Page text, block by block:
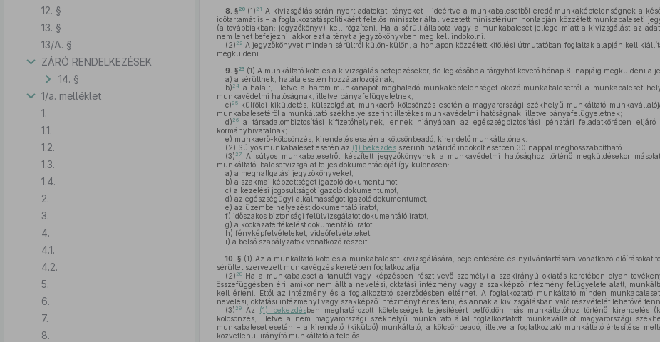
12. §
13. §
13/A. §
ZÁRÓ RENDELKEZÉSEK
14. §
1/a. melléklet
1.
1.1.
1.2.
1.3.
1.4.
2.
3.
4.
4.1.
4.2.
5.
6.
7.
8.
8. §20 (1) 21 A kivizsgálás során nyert adatokat, tényeket – ideértve a munkabalesetből eredő munkaképtelenségnek a
időtartamát is – a foglalkoztatáspolitikáért felelős miniszter által vezetett minisztérium honlapján közzétett munkabaleseti
(a továbbiakban: jegyzőkönyv) kell rögzíteni. Ha a sérült állapota vagy a munkabaleset jellege miatt a kivizsgálást az
nem lehet befejezni, akkor ezt a tényt a jegyzőkönyvben meg kell indokolni.
(2) 22 A jegyzőkönyvet minden sérültről külön-külön, a honlapon közzétett kitöltési útmutatóban foglaltak alapján kell
megküldeni.
9. §23 (1) A munkáltató köteles a kivizsgálás befejezésekor, de legkésőbb a tárgyhót követő hónap 8. napjáig megküldeni a
a) a sérültnek, halála esetén hozzátartozójának;
b) 24a halált, illetve a három munkanapot meghaladó munkaképtelenséget okozó munkabalesetről a munkabaleset
munkavédelmi hatóságnak, illetve bányafelügyeletnek;
c) 25külföldi kiküldetés, külszolgálat, munkaerő-kölcsönzés esetén a magyarországi székhelyű munkáltató
munkabalesetéről a munkáltató székhelye szerint illetékes munkavédelmi hatóságnak, illetve bányafelügyeletnek;
d) 26a társadalombiztosítási kifizetőhelynek, ennek hiányában az egészségbiztosítási pénztári feladatkörében eljáró
kormányhivatalnak;
e) munkaerő-kölcsönzés, kirendelés esetén a kölcsönbeadó, kirendelő munkáltatónak.
(2) Súlyos munkabaleset esetén az (1) bekezdésszerinti határidő indokolt esetben 30 nappal meghosszabbítható.
(3) 27A súlyos munkabalesetről készített jegyzőkönyvnek a munkavédelmi hatósághoz történő megküldésekor
munkáltatói balesetvizsgálat teljes dokumentációját így különösen:
a) a meghallgatási jegyzőkönyveket,
b) a szakmai képzettséget igazoló dokumentumot,
c) a kezelési jogosultságot igazoló dokumentumot,
d) az egészségügyi alkalmasságot igazoló dokumentumot,
e) az üzembe helyezést dokumentáló iratot,
f) időszakos biztonsági felülvizsgálatot dokumentáló iratot,
g) a kockázatértékelést dokumentáló iratot,
h) fényképfelvételeket, videófelvételeket,
i) a belső szabályzatok vonatkozó részeit.
10. § (1) Az a munkáltató köteles a munkabaleset kivizsgálására, bejelentésére és nyilvántartására vonatkozó előírásokat
sérültet szervezett munkavégzés keretében foglalkoztatja.
(2) 28Ha a munkabaleset a tanulót vagy képzésben részt vevő személyt a szakirányú oktatás keretében olyan
összefüggésben éri, amikor nem állt a nevelési, oktatási intézmény vagy a szakképző intézmény felügyelete alatt,
kell érteni. Ettől az intézmény és a foglalkoztató szerződésben eltérhet. A foglalkoztató munkáltató minden
nevelési, oktatási intézményt vagy szakképző intézményt értesíteni, és annak a kivizsgálásban való részvételét lehetővé
(3) 29Az (1) bekezdésben meghatározott kötelességek teljesítésért belföldön más munkáltatóhoz történő kirendelés
kölcsönzés, illetve a nem magyarországi székhelyű munkáltató által foglalkoztatott munkavállalót magyarországi
munkabaleset esetén – a kirendelő (kiküldő) munkáltató, a kölcsönbeadó, illetve a foglalkoztató munkáltató értesítése
közvetlenül irányító munkáltató a felelős.